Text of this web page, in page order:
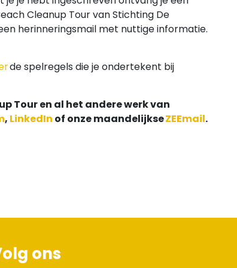
Cleanup Tour van Stichting De
herinneringsmail met nuttige informatie.
de spelregels die je ondertekent bij
Tour en al het andere werk van
, LinkedIn of onze maandelijkseZEEmail.
ons